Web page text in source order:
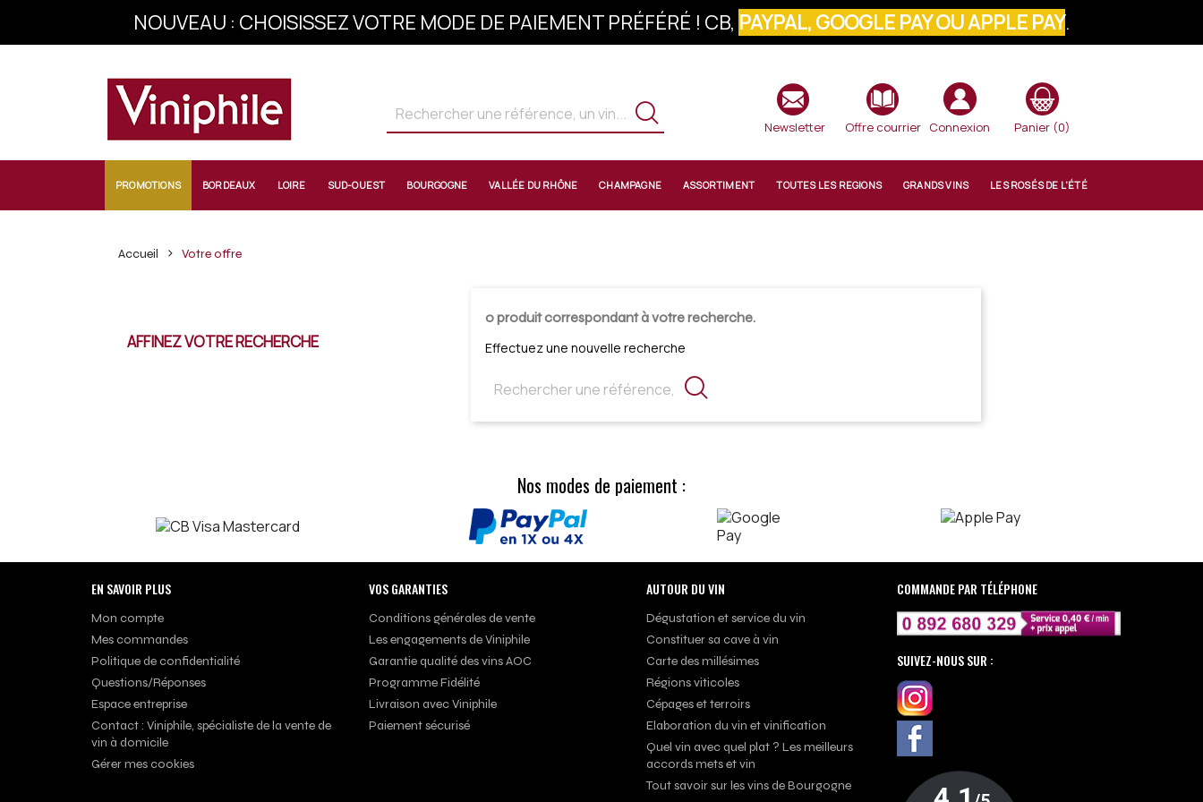
NOUVEAU : CHOISISSEZ VOTRE MODE DE PAIEMENT PRÉFÉRÉ ! CB, PAYPAL, GOOGLE PAY OU APPLE PAY.
Newsletter Offre courrier Connexion Panier (0)
PROMOTIONS BORDEAUX LOIRE SUD-OUEST BOURGOGNE VALLÉE DU RHÔNE CHAMPAGNE ASSORTIMENT TOUTES LES REGIONS GRANDS VINS LES ROSÉS DE L'ÉTÉ
Accueil Votre offre
AFFINEZ VOTRE RECHERCHE
0 produit correspondant à votre recherche.
Effectuez une nouvelle recherche
Nos modes de paiement :
EN SAVOIR PLUS
Mon compte
Mes commandes
Politique de confidentialité
Questions/Réponses
Espace entreprise
Contact : Viniphile, spécialiste de la vente de
vin à domicile
Gérer mes cookies
VOS GARANTIES
Conditions générales de vente
Les engagements de Viniphile
Garantie qualité des vins AOC
Programme Fidélité
Livraison avec Viniphile
Paiement sécurisé
AUTOUR DU VIN
Dégustation et service du vin
Constituer sa cave à vin
Carte des millésimes
Régions viticoles
Cépages et terroirs
Elaboration du vin et vinification
Quel vin avec quel plat ? Les meilleurs
accords mets et vin
Tout savoir sur les vins de Bourgogne
COMMANDE PAR TÉLÉPHONE
SUIVEZ-NOUS SUR :